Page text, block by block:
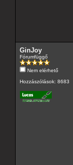
GinJoy
Fórumfüggő
Nem elérhető
Hozzászólások: 8683